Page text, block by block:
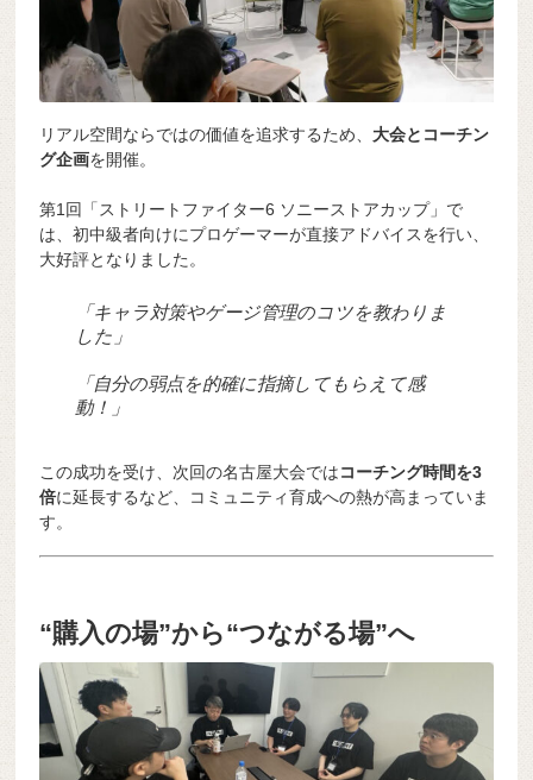
リアル空間ならではの価値を追求するため、 大会とコーチン
グ企画を開催。
第1回「ストリートファイター6 ソニーストアカップ」で
は、初中級者向けにプロゲーマーが直接アドバイスを行い、
大好評となりました。
「キャラ対策やゲージ管理のコツを教わりま
した」
「自分の弱点を的確に指摘してもらえて感
動！」
この成功を受け、次回の名古屋大会ではコーチング時間を3
倍に延長するなど、コミュニティ育成への熱が高まっていま
す。
“購入の場”から“つながる場”へ